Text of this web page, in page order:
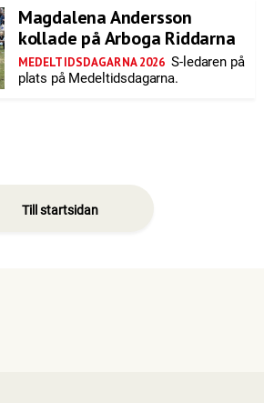
Magdalena Andersson
kollade på Arboga Riddarna
MEDELTIDSDAGARNA 2026 S-ledaren på
plats på Medeltidsdagarna.
Till startsidan